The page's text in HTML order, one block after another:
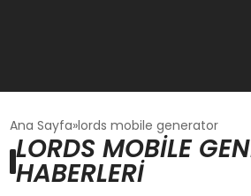
GÜNCEL
OYUN HABERLERI
Ana Sayfa lords mobile generator
LORDS MOBILE
HABERLERI